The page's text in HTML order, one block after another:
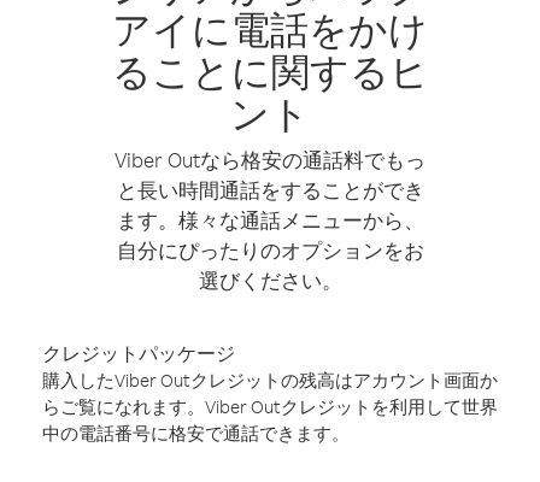
アイに電話をかけ
ることに関するヒ
ント
Viber Outなら格安の通話料でもっ
と長い時間通話をすることができ
ます。様々な通話メニューから、
自分にぴったりのオプションをお
選びください。
クレジットパッケージ
購入したViber Outクレジットの残高はアカウント画面か
らご覧になれます。Viber Outクレジットを利用して世界
中の電話番号に格安で通話できます。